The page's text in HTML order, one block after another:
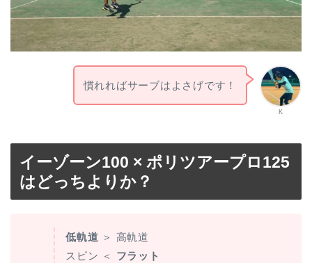
K
慣れればサーブはよさげです！
イーゾーン100 × ポリツアープロ125
はどっちよりか？
低軌道 ＞ 高軌道
スピン ＜ フラット